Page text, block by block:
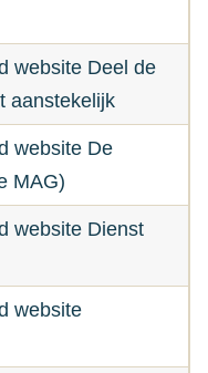
website Deel de
aanstekelijk
website De
MAG)
website Dienst
website